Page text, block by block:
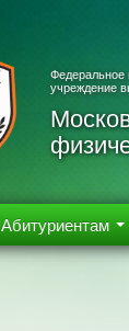
Федеральное
учреждение
Абитуриентам